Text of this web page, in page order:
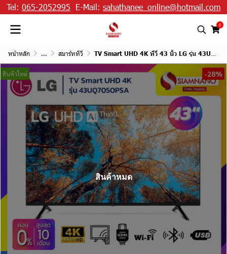
Tel: 065-2052995 E-Mail: sahathanee_online@hotmail.com
0
หน้าหลัก ... สมาร์ททีวี TV Smart UHD 4K ทีวี 43 นิ้ว LG รุ่น 43UQ7050PSA แถมเมจิกรีโมท
สินค้าใหม่ -28%
สินค้าหมด